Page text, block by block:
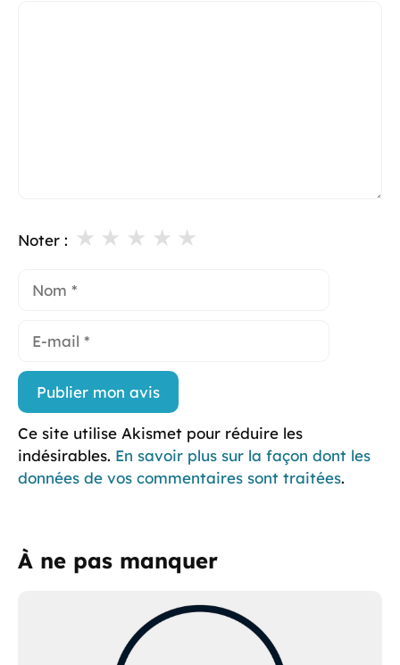
Noter : ★
★
★
★
★
mail
Ce site utilise Akismet pour réduire les
indésirables. En savoir plus sur la façon dont les
données de vos commentaires sont traitées.
À ne pas manquer